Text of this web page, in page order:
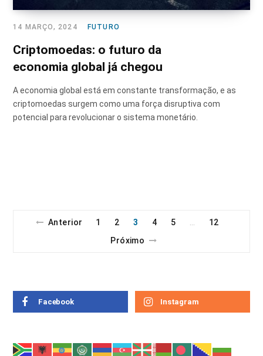
FUTURO
14 MARÇO, 2024
Criptomoedas: o futuro da
economia global já chegou
A economia global está em constante transformação, e as
criptomoedas surgem como uma força disruptiva com
potencial para revolucionar o sistema monetário.
Anterior 1 2 3 4 5 …
12
Próximo
Facebook Instagram